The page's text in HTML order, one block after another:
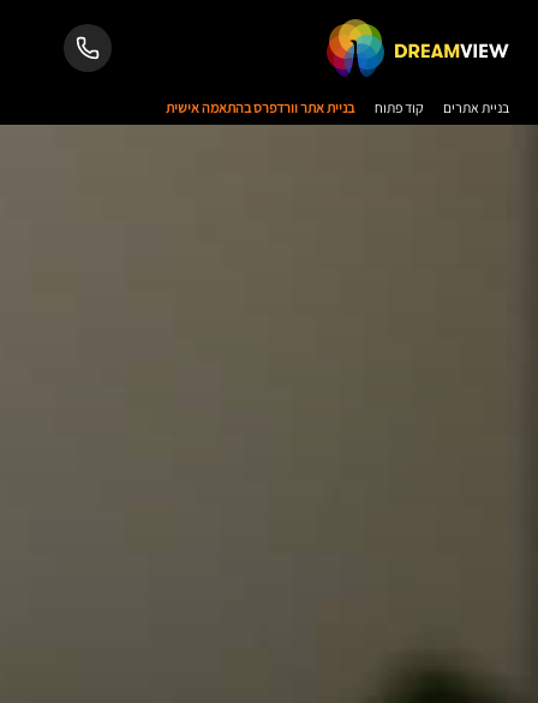
בניית אתרים קוד פתוח בניית אתר וורדפרס בהתאמה אישית